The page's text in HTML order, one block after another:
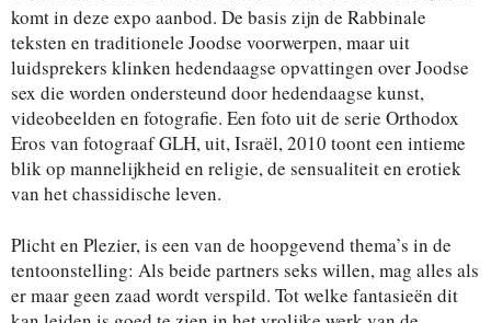
komt in deze expo aanbod. De basis zijn de Rabbinale
teksten en traditionele Joodse voorwerpen, maar uit
luidsprekers klinken hedendaagse opvattingen over Joodse
sex die worden ondersteund door hedendaagse kunst,
videobeelden en fotografie. Een foto uit de serie Orthodox
Eros van fotograaf GLH, uit, Israël, 2010 toont een intieme
blik op mannelijkheid en religie, de sensualiteit en erotiek
van het chassidische leven.
Plicht en Plezier, is een van de hoopgevend thema’s in de
tentoonstelling: Als beide partners seks willen, mag alles als
er maar geen zaad wordt verspild. Tot welke fantasieën dit